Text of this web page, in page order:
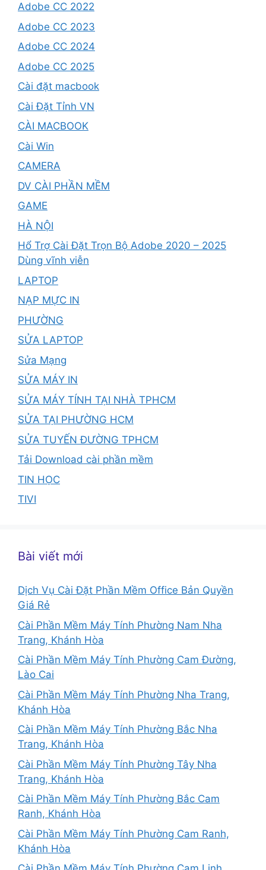
Adobe CC 2022
Adobe CC 2023
Adobe CC 2024
Adobe CC 2025
Cài đặt macbook
Cài Đặt Tỉnh VN
CÀI MACBOOK
Cài Win
CAMERA
DV CÀI PHẦN MỀM
GAME
HÀ NỘI
Hổ Trợ Cài Đặt Trọn Bộ Adobe 2020 – 2025
Dùng vĩnh viễn
LAPTOP
NẠP MỰC IN
PHƯỜNG
SỬA LAPTOP
Sửa Mạng
SỬA MÁY IN
SỬA MÁY TÍNH TẠI NHÀ TPHCM
SỬA TẠI PHƯỜNG HCM
SỬA TUYẾN ĐƯỜNG TPHCM
Tải Download cài phần mềm
TIN HỌC
TIVI
Bài viết mới
Dịch Vụ Cài Đặt Phần Mềm Office Bản Quyền
Giá Rẻ
Cài Phần Mềm Máy Tính Phường Nam Nha
Trang, Khánh Hòa
Cài Phần Mềm Máy Tính Phường Cam Đường,
Lào Cai
Cài Phần Mềm Máy Tính Phường Nha Trang,
Khánh Hòa
Cài Phần Mềm Máy Tính Phường Bắc Nha
Trang, Khánh Hòa
Cài Phần Mềm Máy Tính Phường Tây Nha
Trang, Khánh Hòa
Cài Phần Mềm Máy Tính Phường Bắc Cam
Ranh, Khánh Hòa
Cài Phần Mềm Máy Tính Phường Cam Ranh,
Khánh Hòa